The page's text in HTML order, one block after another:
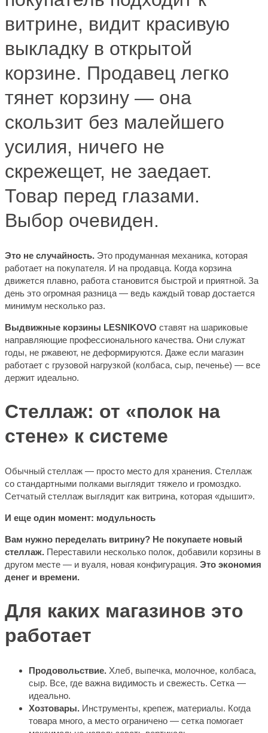
витрине, видит красивую
выкладку в открытой
корзине. Продавец легко
тянет корзину — она
скользит без малейшего
усилия, ничего не
скрежещет, не заедает.
Товар перед глазами.
Выбор очевиден.
Это не случайность. Это продуманная механика, которая
работает на покупателя. И на продавца. Когда корзина
движется плавно, работа становится быстрой и приятной. За
день это огромная разница — ведь каждый товар достается
минимум несколько раз.
Выдвижные корзины LESNIKOVO ставят на шариковые
направляющие профессионального качества. Они служат
годы, не ржавеют, не деформируются. Даже если магазин
работает с грузовой нагрузкой (колбаса, сыр, печенье) — все
держит идеально.
Стеллаж: от «полок на
стене» к системе
Обычный стеллаж — просто место для хранения. Стеллаж
со стандартными полками выглядит тяжело и громоздко.
Сетчатый стеллаж выглядит как витрина, которая «дышит».
И еще один момент: модульность
Вам нужно переделать витрину? Не покупаете новый
стеллаж. Переставили несколько полок, добавили корзины в
другом месте — и вуаля, новая конфигурация. Это экономия
денег и времени.
Для каких магазинов это
работает
Продовольствие. Хлеб, выпечка, молочное, колбаса,
сыр. Все, где важна видимость и свежесть. Сетка —
идеально.
Хозтовары. Инструменты, крепеж, материалы. Когда
товара много, а место ограничено — сетка помогает